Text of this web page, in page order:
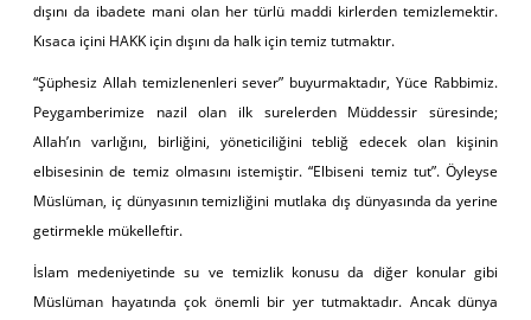
dışını da ibadete mani olan her türlü maddi kirlerden temizlemektir.
Kısaca içini HAKK için dışını da halk için temiz tutmaktır.
“Şüphesiz Allah temizlenenleri sever” buyurmaktadır, Yüce Rabbimiz.
Peygamberimize nazil olan ilk surelerden Müddessir süresinde;
Allah’ın varlığını, birliğini, yöneticiliğini tebliğ edecek olan kişinin
elbisesinin de temiz olmasını istemiştir. “Elbiseni temiz tut”. Öyleyse
Müslüman, iç dünyasının temizliğini mutlaka dış dünyasında da yerine
getirmekle mükelleftir.
İslam medeniyetinde su ve temizlik konusu da diğer konular gibi
Müslüman hayatında çok önemli bir yer tutmaktadır. Ancak dünya